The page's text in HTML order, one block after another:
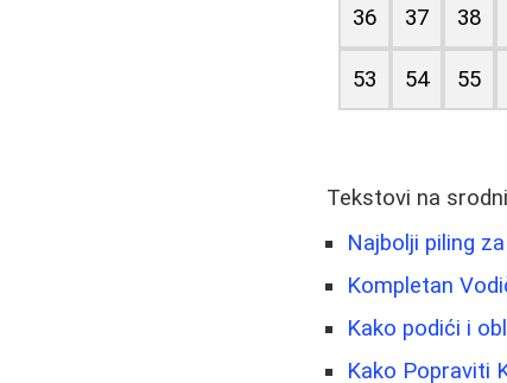
36 37 38
53 54 55
Tekstovi na
Najbolji piling
Kompletan
Kako podići i
Kako Popraviti